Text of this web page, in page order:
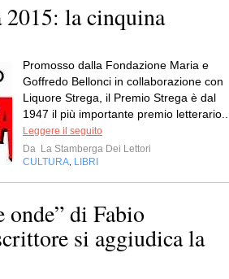
2015: la cinquina
Promosso dalla Fondazione Maria e
Goffredo Bellonci in collaborazione con
Liquore Strega, il Premio Strega è dal
1947 il più importante premio
Leggere il seguito
Da La Stamberga Dei Lettori
CULTURA LIBRI
onde” di Fabio
si aggiudica la